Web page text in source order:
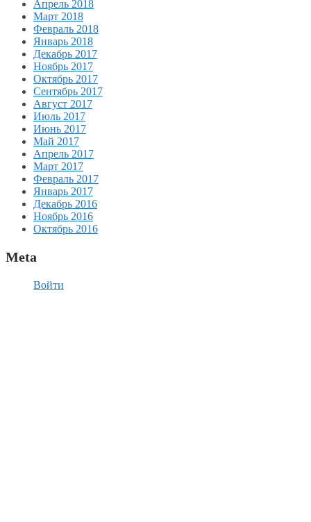
Апрель 2018
Март 2018
Февраль 2018
Январь 2018
Декабрь 2017
Ноябрь 2017
Октябрь 2017
Сентябрь 2017
Август 2017
Июль 2017
Июнь 2017
Май 2017
Апрель 2017
Март 2017
Февраль 2017
Январь 2017
Декабрь 2016
Ноябрь 2016
Октябрь 2016
Meta
Войти